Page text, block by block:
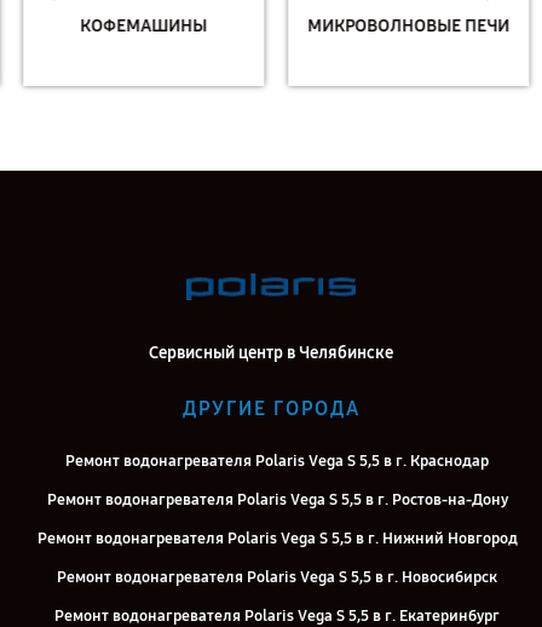
КОФЕМАШИНЫ МИКРОВОЛНОВЫЕ ПЕЧИ
Сервисный центр в Челябинске
ДРУГИЕ ГОРОДА
Ремонт водонагревателя Polaris Vega S 5,5 в г. Краснодар
Ремонт водонагревателя Polaris Vega S 5,5 в г. Ростов-на-Дону
Ремонт водонагревателя Polaris Vega S 5,5 в г. Нижний Новгород
Ремонт водонагревателя Polaris Vega S 5,5 в г. Новосибирск
Ремонт водонагревателя Polaris Vega S 5,5 в г. Екатеринбург